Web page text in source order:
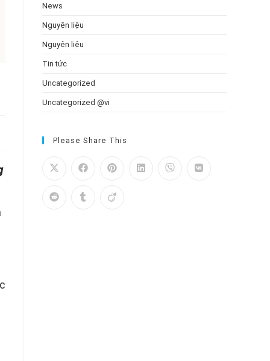
News
Nguyên liệu
Nguyên liệu
Tin tức
Uncategorized
Uncategorized @vi
Please Share This